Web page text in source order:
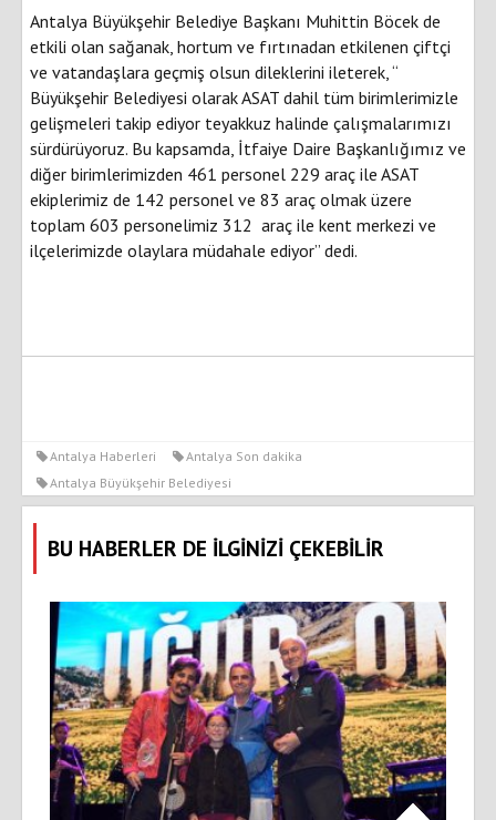
Antalya Büyükşehir Belediye Başkanı Muhittin Böcek de
etkili olan sağanak, hortum ve fırtınadan etkilenen çiftçi
ve vatandaşlara geçmiş olsun dileklerini ileterek, “
Büyükşehir Belediyesi olarak ASAT dahil tüm birimlerimizle
gelişmeleri takip ediyor teyakkuz halinde çalışmalarımızı
sürdürüyoruz. Bu kapsamda, İtfaiye Daire Başkanlığımız ve
diğer birimlerimizden 461 personel 229 araç ile ASAT
ekiplerimiz de 142 personel ve 83 araç olmak üzere
toplam 603 personelimiz 312 araç ile kent merkezi ve
ilçelerimizde olaylara müdahale ediyor” dedi.
Antalya Haberleri
Antalya Son dakika
Antalya Büyükşehir Belediyesi
BU HABERLER DE İLGİNİZİ ÇEKEBİLİR